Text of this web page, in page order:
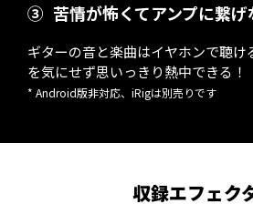
③ 苦情が怖くてアンプに繋
ギターの音と楽曲はイヤホンで聴け
を気にせず思いっきり熱中できる！
* Android版非対応、iRigは別売りです
収録エフェク